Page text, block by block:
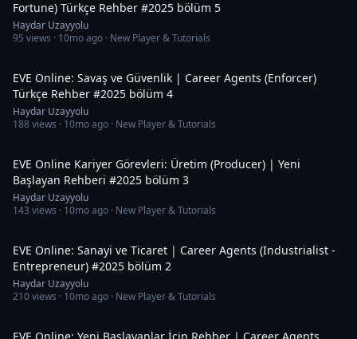
Fortune) Türkçe Rehber #2025 bölüm 5
Haydar Uzayyolu
95 views · 10mo ago · New Player & Tutorials
EVE Online: Savaş ve Güvenlik | Career Agents (Enforcer)
Türkçe Rehber #2025 bölüm 4
Haydar Uzayyolu
188views · 10mo ago · New Player & Tutorials
EVE Online Kariyer Görevleri: Üretim (Producer) | Yeni
Başlayan Rehberi #2025 bölüm 3
Haydar Uzayyolu
143 views · 10mo ago · New Player & Tutorials
EVE Online: Sanayi ve Ticaret | Career Agents (Industrialist -
Entrepreneur) #2025 bölüm 2
Haydar Uzayyolu
210views · 10mo ago · New Player & Tutorials